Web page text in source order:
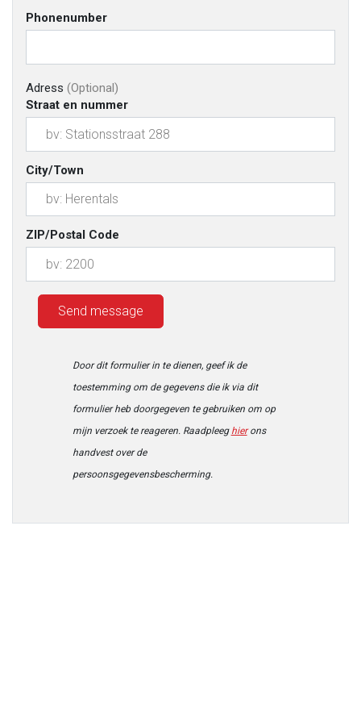
Phonenumber
Adress (Optional)
Straat en nummer
City/Town
ZIP/Postal Code
Door dit formulier in te dienen, geef ik de
toestemming om de gegevens die ik via dit
formulier heb doorgegeven te gebruiken om op
mijn verzoek te reageren. Raadpleeg hierons
handvest over de
persoonsgegevensbescherming.